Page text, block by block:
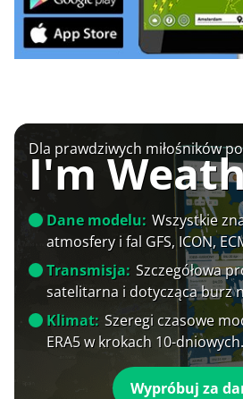
Dla prawdziwych miłośników
I'm
Dane modelu: Wszystkie
atmosfery i fal GFS, ICON,
Transmisja: Szczegółowa
satelitarna i dotycząca burz
Klimat: Szeregi czasowe
ERA5 w krokach 10-dniowych.
Wypróbuj za